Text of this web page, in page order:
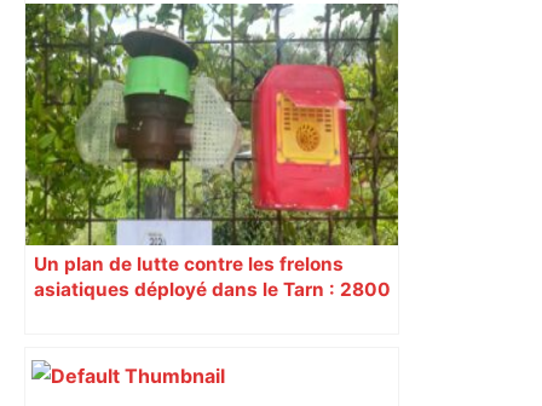
Baraqueville. L’Avenue de Toulouse fait
sa mue – ladepeche.fr
Un plan de lutte contre les frelons
asiatiques déployé dans le Tarn : 2800